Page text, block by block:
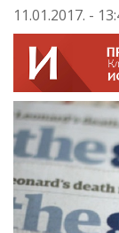
11.01.2017. -